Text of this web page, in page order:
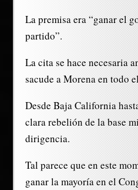
La premisa era “ganar el
partido”.
La cita se hace necesaria
sacude a Morena en todo
Desde Baja California
clara rebelión de la base
dirigencia.
Tal parece que en este
ganar la mayoría en el